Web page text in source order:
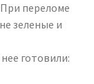
переломе
зеленые и
готовили: